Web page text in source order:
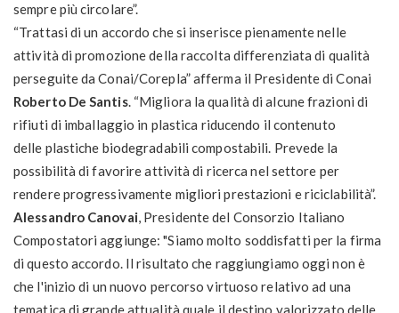
sempre più circolare”.
“Trattasi di un accordo che si inserisce pienamente nelle
attività di promozione della raccolta differenziata di qualità
perseguite da Conai/Corepla” afferma il Presidente di Conai
Roberto De Santis. “Migliora la qualità di alcune frazioni di
rifiuti di imballaggio in plastica riducendo il contenuto
delle plastiche biodegradabili compostabili. Prevede la
possibilità di favorire attività di ricerca nel settore per
rendere progressivamente migliori prestazioni e riciclabilità”.
Alessandro Canovai, Presidente del Consorzio Italiano
Compostatori aggiunge: "Siamo molto soddisfatti per la firma
di questo accordo. Il risultato che raggiungiamo oggi non è
che l'inizio di un nuovo percorso virtuoso relativo ad una
tematica di grande attualità quale il destino valorizzato delle